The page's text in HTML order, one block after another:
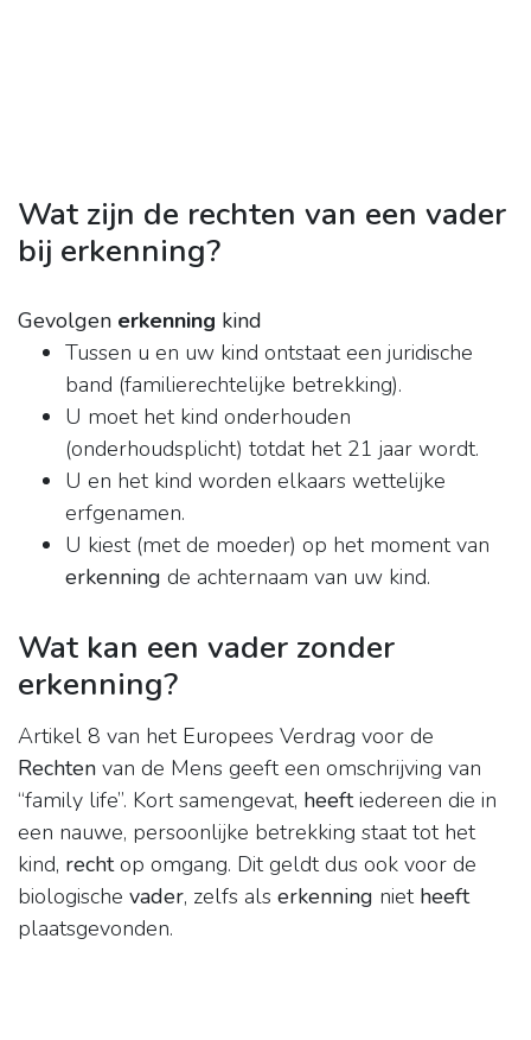
Wat zijn de rechten van een vader
bij erkenning?
Gevolgen erkenning kind
Tussen u en uw kind ontstaat een juridische
band (familierechtelijke betrekking).
U moet het kind onderhouden
(onderhoudsplicht) totdat het 21 jaar wordt.
U en het kind worden elkaars wettelijke
erfgenamen.
U kiest (met de moeder) op het moment van
erkenning de achternaam van uw kind.
Wat kan een vader zonder
erkenning?
Artikel 8 van het Europees Verdrag voor de
Rechten van de Mens geeft een omschrijving van
“family life”. Kort samengevat, heeftiedereen die in
een nauwe, persoonlijke betrekking staat tot het
kind, rechtop omgang. Dit geldt dus ook voor de
biologische vader, zelfs als erkenning niet heeft
plaatsgevonden.